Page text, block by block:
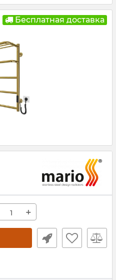
Бесплатная доставка
+